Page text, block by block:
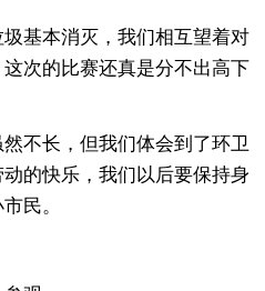
基本消灭，我们相互望着对
次的比赛还真是分不出高下
不长，但我们体会到了环卫
的快乐，我们以后要保持身
民。